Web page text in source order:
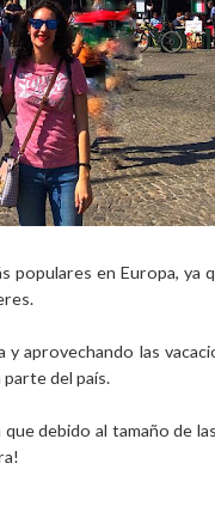
populares en Europa, ya
aprovechando las
del país.
debido al tamaño de